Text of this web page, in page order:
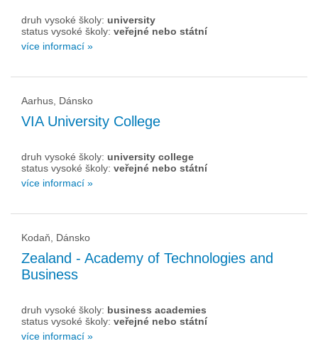
druh vysoké školy: university
status vysoké školy: veřejné nebo státní
více informací »
Aarhus, Dánsko
VIA University College
druh vysoké školy: university college
status vysoké školy: veřejné nebo státní
více informací »
Kodaň, Dánsko
Zealand - Academy of Technologies and
Business
druh vysoké školy: business academies
status vysoké školy: veřejné nebo státní
více informací »